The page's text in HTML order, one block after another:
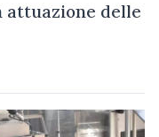
attuazione delle